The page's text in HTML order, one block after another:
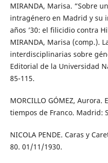
MIRANDA, Marisa. “Sobre
intragénero en Madrid y su
años ’30: el filicidio contra
MIRANDA, Marisa (comp.).
interdisciplinarias sobre
Editorial de la Universidad
85-115.
MORCILLO GÓMEZ,
tiempos de Franco. Madrid:
NICOLA PENDE. Caras y
80. 01/11/1930.